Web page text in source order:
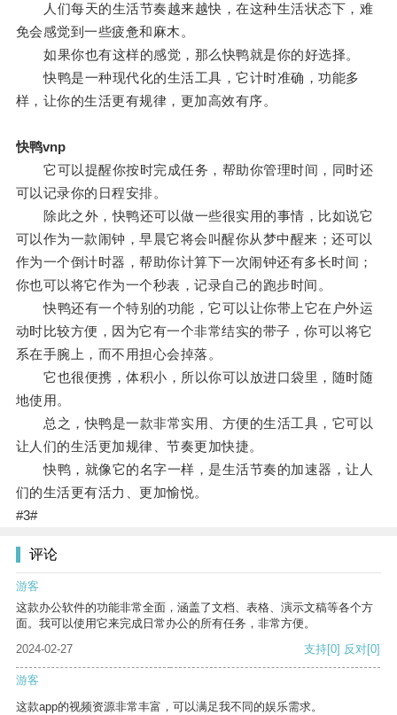
人们每天的生活节奏越来越快，在这种生活状态下，难
免会感觉到一些疲惫和麻木。
如果你也有这样的感觉，那么快鸭就是你的好选择。
快鸭是一种现代化的生活工具，它计时准确，功能多
样，让你的生活更有规律，更加高效有序。
快鸭vnp
它可以提醒你按时完成任务，帮助你管理时间，同时还
可以记录你的日程安排。
除此之外，快鸭还可以做一些很实用的事情，比如说它
可以作为一款闹钟，早晨它将会叫醒你从梦中醒来；还可以
作为一个倒计时器，帮助你计算下一次闹钟还有多长时间；
你也可以将它作为一个秒表，记录自己的跑步时间。
快鸭还有一个特别的功能，它可以让你带上它在户外运
动时比较方便，因为它有一个非常结实的带子，你可以将它
系在手腕上，而不用担心会掉落。
它也很便携，体积小，所以你可以放进口袋里，随时随
地使用。
总之，快鸭是一款非常实用、方便的生活工具，它可以
让人们的生活更加规律、节奏更加快捷。
快鸭，就像它的名字一样，是生活节奏的加速器，让人
们的生活更有活力、更加愉悦。
#3#
评论
游客
这款办公软件的功能非常全面，涵盖了文档、表格、演示文稿等各个方
面。我可以使用它来完成日常办公的所有任务，非常方便。
2024-02-27
支持[0] 反对[0]
游客
这款app的视频资源非常丰富，可以满足我不同的娱乐需求。